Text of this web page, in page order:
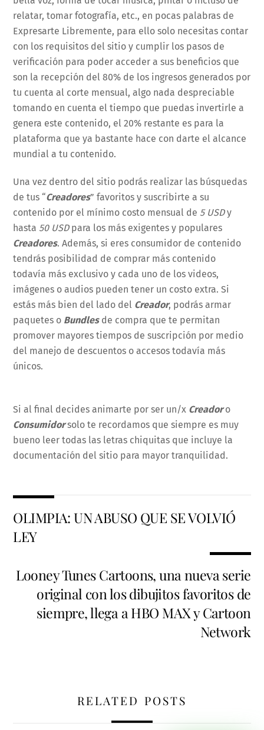
relatar, tomar fotografía, etc., en pocas palabras de
Expresarte Libremente, para ello solo necesitas contar
con los requisitos del sitio y cumplir los pasos de
verificación para poder acceder a sus beneficios que
son la recepción del 80% de los ingresos generados por
tu cuenta al corte mensual, algo nada despreciable
tomando en cuenta el tiempo que puedas invertirle a
genera este contenido, el 20% restante es para la
plataforma que ya bastante hace con darte el alcance
mundial a tu contenido.
Una vez dentro del sitio podrás realizar las búsquedas
de tus “Creadores” favoritos y suscribirte a su
contenido por el mínimo costo mensual de 5 USDy
hasta 50 USDpara los más exigentes y populares
Creadores. Además, si eres consumidor de contenido
tendrás posibilidad de comprar más contenido
todavía más exclusivo y cada uno de los videos,
imágenes o audios pueden tener un costo extra. Si
estás más bien del lado del Creador, podrás armar
paquetes o Bundles de compra que te permitan
promover mayores tiempos de suscripción por medio
del manejo de descuentos o accesos todavía más
únicos.
Si al final decides animarte por ser un/x Creadoro
Consumidorsolo te recordamos que siempre es muy
bueno leer todas las letras chiquitas que incluye la
documentación del sitio para mayor tranquilidad.
OLIMPIA: UN ABUSO QUE SE VOLVIÓ
LEY
Looney Tunes Cartoons, una nueva serie
original con los dibujitos favoritos de
siempre, llega a HBO MAX y Cartoon
Network
RELATED POSTS